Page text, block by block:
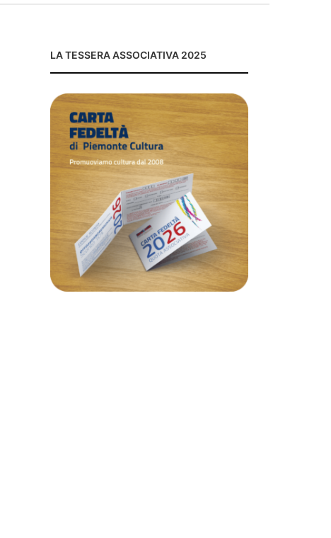
LA TESSERA ASSOCIATIVA 2025